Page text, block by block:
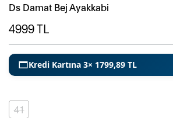
Ds Damat Bej Ayakkabi
4999TL
Kredi Kartına 3× 1799,89 TL
41